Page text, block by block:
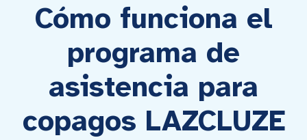
Cómo funciona el
programa de
asistencia para
copagos LAZCLUZE